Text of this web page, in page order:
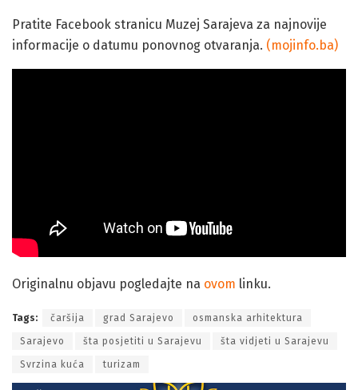
Pratite Facebook stranicu Muzej Sarajeva za najnovije
informacije o datumu ponovnog otvaranja. (mojinfo.ba)
Originalnu objavu pogledajte na ovom linku.
Tags: čaršija grad Sarajevo osmanska arhitektura
Sarajevo šta posjetiti u Sarajevu šta vidjeti u Sarajevu
Svrzina kuća turizam